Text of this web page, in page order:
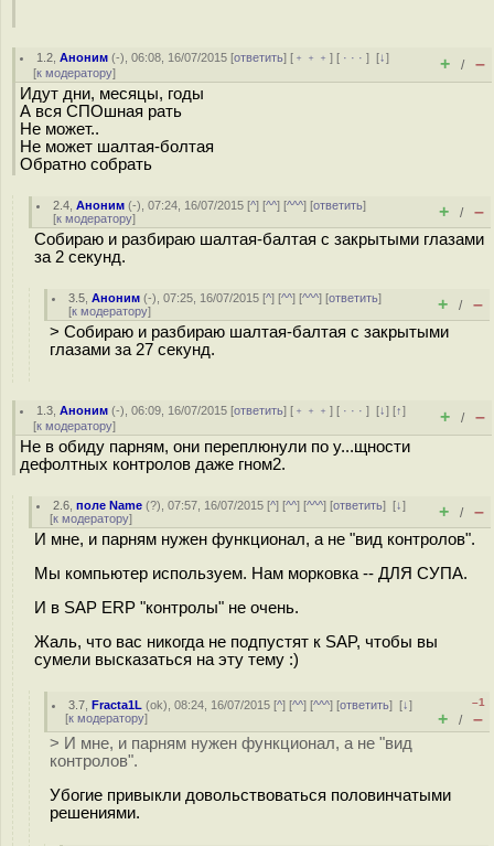
1.2 ,Аноним (-), 06:08, 16/07/2015 [ответить] [ ﹢﹢﹢] [ · · ·][↓]
[к модератору] + / –
Идут дни, месяцы, годы
А вся СПОшная рать
Не может..
Не может шалтая-болтая
Обратно собрать
2.4 ,Аноним (-), 07:24, 16/07/2015 [^] [^^] [^^^] [ответить]
[к модератору] + / –
Собираю и разбираю шалтая-балтая с закрытыми глазами
за 2 секунд.
3.5 ,Аноним (-), 07:25, 16/07/2015 [^] [^^] [^^^] [ответить]
[к модератору] + / –
> Собираю и разбираю шалтая-балтая с закрытыми
глазами за 27 секунд.
1.3 ,Аноним (-), 06:09, 16/07/2015 [ответить] [ ﹢﹢﹢] [ · · ·][↓] [↑]
[к модератору] + / –
Не в обиду парням, они переплюнули по у...щности
дефолтных контролов даже гном2.
2.6 ,поле Name (?), 07:57, 16/07/2015 [^] [^^] [^^^] [ответить][↓]
[к модератору] + / –
И мне, и парням нужен функционал, а не "вид контролов".
Мы компьютер используем. Нам морковка -- ДЛЯ СУПА.
И в SAP ERP "контролы" не очень.
Жаль, что вас никогда не подпустят к SAP, чтобы вы
сумели высказаться на эту тему :)
3.7 ,Fracta1L (ok), 08:24, 16/07/2015 [^] [^^] [^^^] [ответить][↓]
[к модератору]
–1
+ / –
> И мне, и парням нужен функционал, а не "вид
контролов".
Убогие привыкли довольствоваться половинчатыми
решениями.